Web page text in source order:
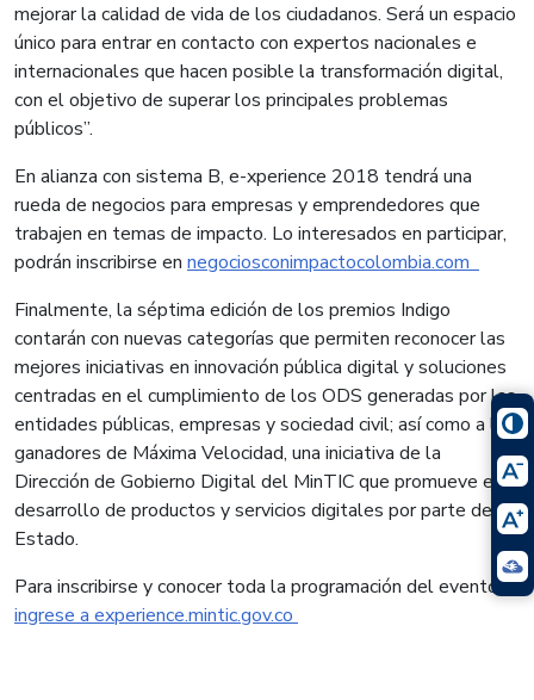
mejorar la calidad de vida de los ciudadanos. Será un espacio
único para entrar en contacto con expertos nacionales e
internacionales que hacen posible la transformación digital,
con el objetivo de superar los principales problemas
públicos”.
En alianza con sistema B, e-xperience 2018 tendrá una
rueda de negocios para empresas y emprendedores que
trabajen en temas de impacto. Lo interesados en participar,
podrán inscribirse en negociosconimpactocolombia.com
Finalmente, la séptima edición de los premios Indigo
contarán con nuevas categorías que permiten reconocer las
mejores iniciativas en innovación pública digital y soluciones
centradas en el cumplimiento de los ODS generadas por las
entidades públicas, empresas y sociedad civil; así como a los
ganadores de Máxima Velocidad, una iniciativa de la
Dirección de Gobierno Digital del MinTIC que promueve el
desarrollo de productos y servicios digitales por parte del
Estado.
Para inscribirse y conocer toda la programación del evento,
ingrese a experience.mintic.gov.co